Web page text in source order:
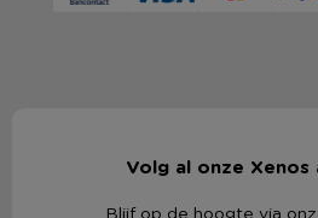
Volg al onze Xenos
Blijf op de hoogte via